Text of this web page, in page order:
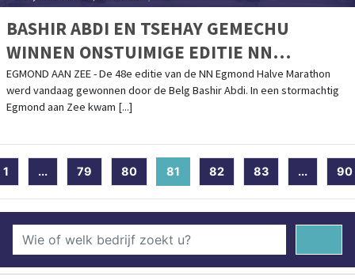
BASHIR ABDI EN TSEHAY GEMECHU
WINNEN ONSTUIMIGE EDITIE NN
EGMOND HALVE MARATHON
EGMOND AAN ZEE - De 48e editie van de NN Egmond Halve Marathon
werd vandaag gewonnen door de Belg Bashir Abdi. In een stormachtig
Egmond aan Zee kwam [...]
1 ... 79 80 81 (current)
82 83 ... 90